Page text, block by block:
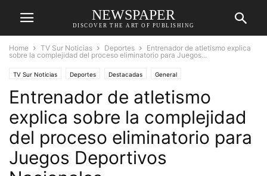
NEWSPAPER
DISCOVER THE ART OF PUBLISHING
Home TV Sur Noticias Deportes
Entrenador de atletismo explica
sobre la complejidad del proceso eliminatorio para Juegos...
TV Sur Noticias Deportes Destacadas General
Entrenador de atletismo
explica sobre la complejidad
del proceso eliminatorio para
Juegos Deportivos